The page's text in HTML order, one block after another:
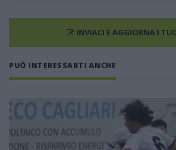
INVIACI E AGGIORNA I
PUÒ INTERESSARTI ANCHE